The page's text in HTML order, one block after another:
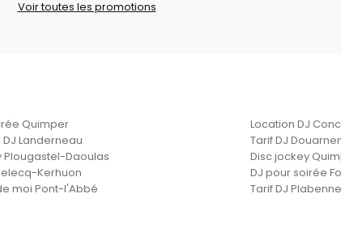
Voir toutes les promotions
Quimper
Location DJ
Landerneau
Tarif DJ
Plougastel-Daoulas
Disc jockey
Kerhuon
DJ pour soirée
moi Pont-l'Abbé
Tarif DJ